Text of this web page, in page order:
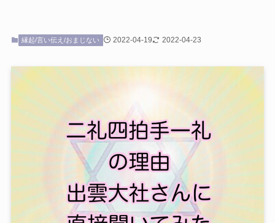
縁起/言い伝え/おまじない 2022-04-19 2022-04-23